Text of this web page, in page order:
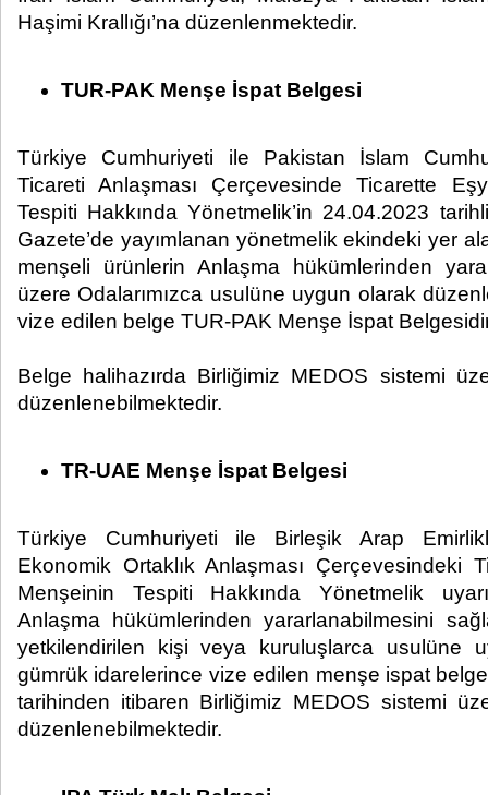
Haşimi Krallığı’na düzenlenmektedir.
TUR-PAK Menşe İspat Belgesi
Türkiye Cumhuriyeti ile Pakistan İslam
Ticareti Anlaşması Çerçevesinde Ticarette
Tespiti Hakkında Yönetmelik’in 24.04.2023
Gazete’de yayımlanan yönetmelik ekindeki yer
menşeli ürünlerin Anlaşma hükümlerinden
üzere Odalarımızca usulüne uygun olarak
vize edilen belge TUR-PAK Menşe İspat
Belge halihazırda Birliğimiz MEDOS sistemi
düzenlenebilmektedir.
TR-UAE Menşe İspat Belgesi
Türkiye Cumhuriyeti ile Birleşik Arap
Ekonomik Ortaklık Anlaşması Çerçevesindeki
Menşeinin Tespiti Hakkında Yönetmelik
Anlaşma hükümlerinden yararlanabilmesini
yetkilendirilen kişi veya kuruluşlarca usulüne
gümrük idarelerince vize edilen menşe ispat
tarihinden itibaren Birliğimiz MEDOS sistemi
düzenlenebilmektedir.